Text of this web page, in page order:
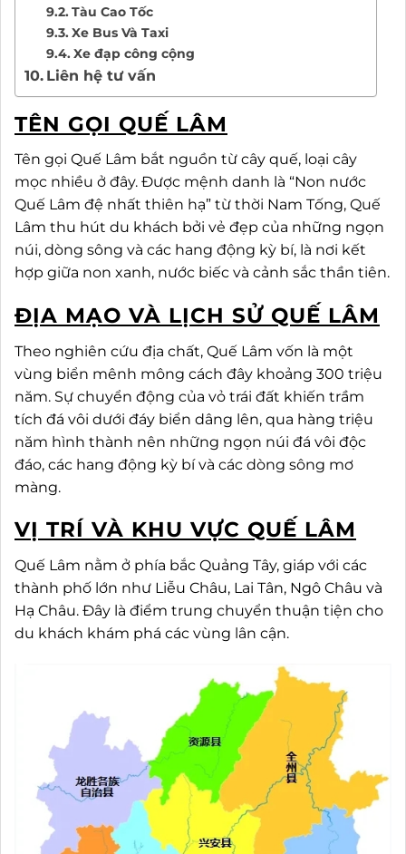
Tàu Cao Tốc
Xe Bus Và Taxi
Xe đạp công cộng
Liên hệ tư vấn
TÊN GỌI QUẾ LÂM
Tên gọi Quế Lâm bắt nguồn từ cây quế, loại cây
mọc nhiều ở đây. Được mệnh danh là “Non nước
Quế Lâm đệ nhất thiên hạ” từ thời Nam Tống, Quế
Lâm thu hút du khách bởi vẻ đẹp của những ngọn
núi, dòng sông và các hang động kỳ bí, là nơi kết
hợp giữa non xanh, nước biếc và cảnh sắc thần tiên.
ĐỊA MẠO VÀ LỊCH SỬ QUẾ LÂM
Theo nghiên cứu địa chất, Quế Lâm vốn là một
vùng biển mênh mông cách đây khoảng 300 triệu
năm. Sự chuyển động của vỏ trái đất khiến trầm
tích đá vôi dưới đáy biển dâng lên, qua hàng triệu
năm hình thành nên những ngọn núi đá vôi độc
đáo, các hang động kỳ bí và các dòng sông mơ
màng.
VỊ TRÍ VÀ KHU VỰC QUẾ LÂM
Quế Lâm nằm ở phía bắc Quảng Tây, giáp với các
thành phố lớn như Liễu Châu, Lai Tân, Ngô Châu và
Hạ Châu. Đây là điểm trung chuyển thuận tiện cho
du khách khám phá các vùng lân cận.